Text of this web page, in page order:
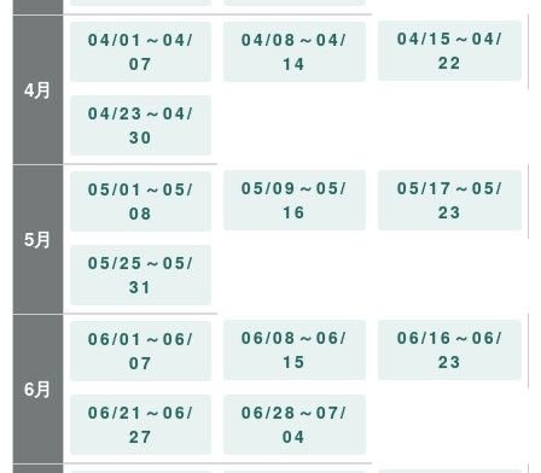
4月
04/01～04/
07
04/08～04/
14
04/15～04/
22
04/23～04/
30
5月
05/01～05/
08
05/09～05/
16
05/17～05/
23
05/25～05/
31
6月
06/01～06/
07
06/08～06/
15
06/16～06/
23
06/21～06/
27
06/28～07/
04